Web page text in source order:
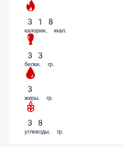
Болгарский перец (50 гр.)
59 ₽
В корзину
Шампиньоны (50 гр.)
49 ₽
В корзину
Курица (50 гр.)
59 ₽